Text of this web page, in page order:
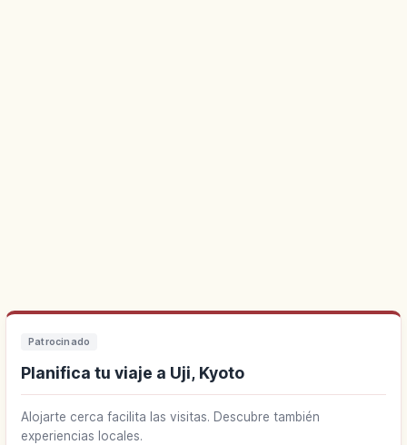
Patrocinado
Planifica tu viaje a Uji, Kyoto
Alojarte cerca facilita las visitas. Descubre también
experiencias locales.